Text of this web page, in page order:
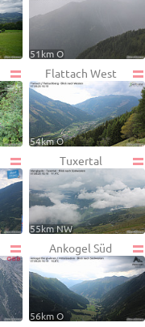
51km O
Flattach West
54km O
Tuxertal
55km NW
Ankogel Süd
56km O